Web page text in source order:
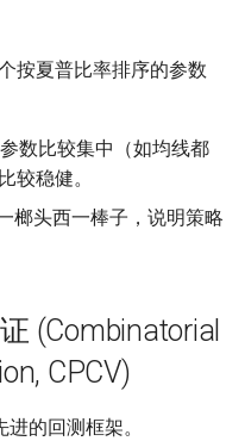
按夏普比率排序的参数
数比较集中（如均线都
较稳健。
榔头西一棒子，说明策略
(Combinatorial
CPCV)
的回测框架。